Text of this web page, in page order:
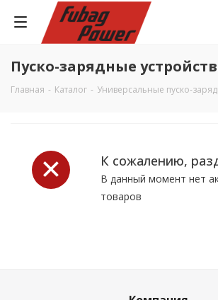
Пуско-зарядные
Главная - Каталог - Универсальные пуско-
К сожалению,
В данный момент нет
товаров